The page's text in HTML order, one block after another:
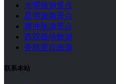
大理旅游景点
昆明旅游景点
腾冲旅游景点
西双版纳旅游
香格里拉旅游
联系本站